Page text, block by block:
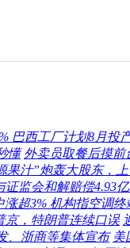
巴西工厂计划8月投
懂 外卖员取餐后摸
果汁”炮轰大股东，
证监会和解赔偿4.93
涨超3% 机构指空调
京，特朗普连续口误
、浙商等集体宣布 美